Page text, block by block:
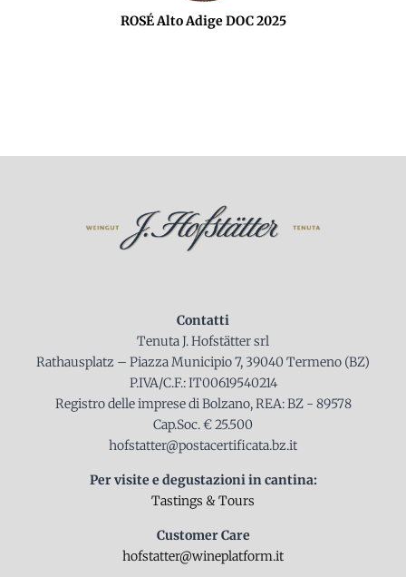
ROSÉ Alto Adige DOC 2025
Contatti
Tenuta J. Hofstätter srl
Rathausplatz – Piazza Municipio 7, 39040 Termeno (BZ)
P.IVA/C.F.: IT00619540214
Registro delle imprese di Bolzano, REA: BZ - 89578
Cap.Soc. € 25.500
hofstatter@postacertificata.bz.it
Per visite e degustazioni in cantina:
Tastings & Tours
Customer Care
hofstatter@wineplatform.it